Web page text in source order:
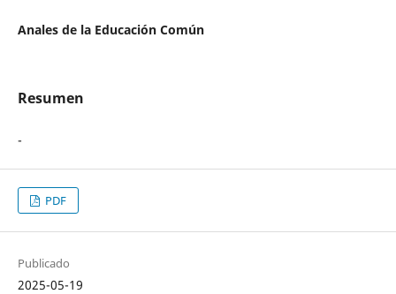
Anales de la Educación Común
Resumen
-
PDF
Publicado
2025-05-19